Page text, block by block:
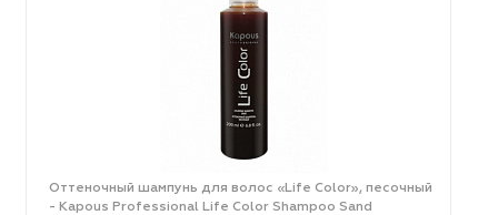
Оттеночный шампунь для волос «Life Color», песочный
- Kapous Professional Life Color Shampoo Sand